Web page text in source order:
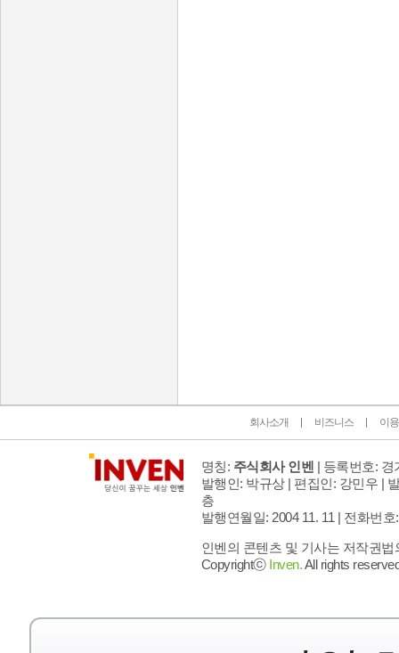
회사소개 비즈니스 이
명칭: 주식회사 인벤 | 등록번호: 경
발행인: 박규상 | 편집인: 강민우 |
층
발행연월일: 2004 11. 11 | 전화번호
인벤의 콘텐츠 및 기사는 저작권
Copyrightⓒ Inven.All rights